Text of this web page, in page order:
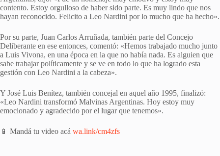
contento. Estoy orgulloso de haber sido parte. Es muy lindo que nos
hayan reconocido. Felicito a Leo Nardini por lo mucho que ha hecho».
Por su parte, Juan Carlos Arruñada, también parte del Concejo
Deliberante en ese entonces, comentó: «Hemos trabajado mucho junto
a Luis Vivona, en una época en la que no había nada. Es alguien que
sabe trabajar políticamente y se ve en todo lo que ha logrado esta
gestión con Leo Nardini a la cabeza».
Y José Luis Benítez, también concejal en aquel año 1995, finalizó:
«Leo Nardini transformó Malvinas Argentinas. Hoy estoy muy
emocionado y agradecido por el lugar que tenemos».
📱 Mandá tu video acá wa.link/cm4zfs